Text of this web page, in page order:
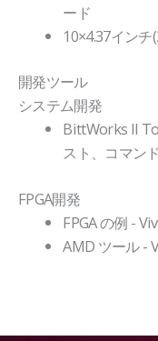
ード
10×4.37イン
開発ツール
システム開発
BittWorks II
スト、コマン
FPGA開発
FPGA の例 -
AMD ツール -